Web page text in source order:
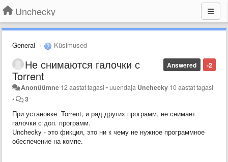
Unchecky
General Küsimused
-2
Answered
Не снимаются галочки с
Torrent
Anonüümne 12 aastat tagasi •uuendaja Unchecky 10 aastat tagasi
•
3
При установке Torrent, и ряд других программ, не снимает
галочки с доп. программ.
Unchecky - это фикция, это ни к чему не нужное программное
обеспечение на компе.